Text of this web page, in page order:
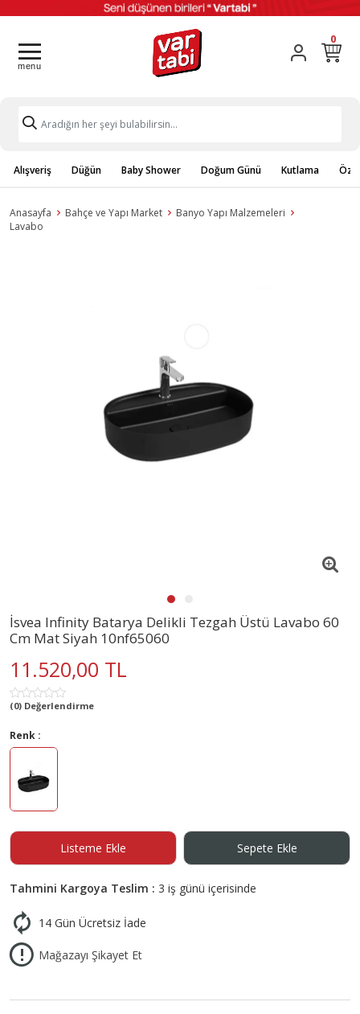
0
Alışveriş Düğün Baby Shower Doğum Günü Kutlama
Anasayfa Bahçe ve Yapı Market
Banyo Yapı Malzemeleri
Lavabo
İsvea Infinity Batarya Delikli Tezgah Üstü Lavabo 60
Cm Mat Siyah 10nf65060
11.520,00 TL
(0) Değerlendirme
Renk :
Listeme Ekle Sepete Ekle
Tahmini Kargoya Teslim : 3 iş günü içerisinde
14 Gün Ücretsiz İade
Mağazayı Şikayet Et